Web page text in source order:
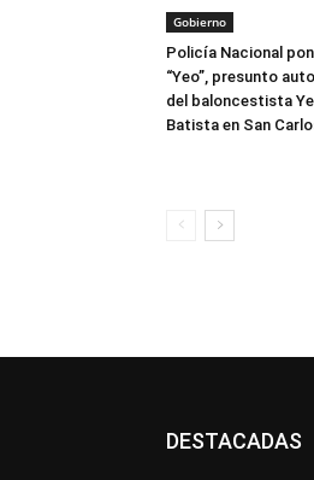
Gobierno
Policía Nacional
“Yeo”, presunto
del baloncestista
Batista en San
DESTACADAS
All Destacado